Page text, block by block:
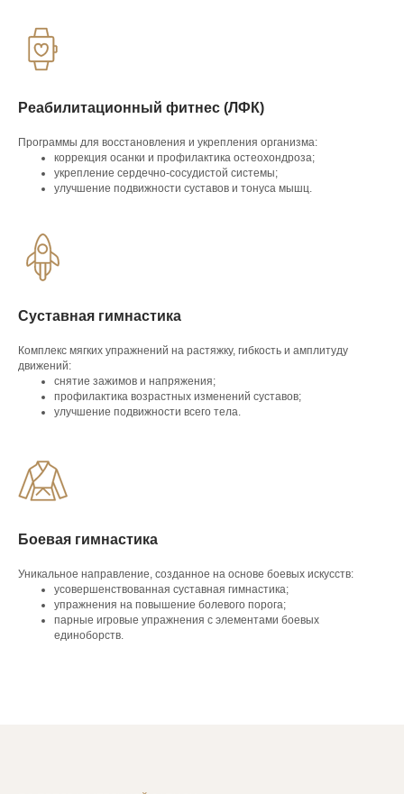
Реабилитационный фитнес (ЛФК)
Программы для восстановления и укрепления организма:
коррекция осанки и профилактика остеохондроза;
укрепление сердечно-сосудистой системы;
улучшение подвижности суставов и тонуса мышц.
Суставная гимнастика
Комплекс мягких упражнений на растяжку, гибкость и амплитуду
движений:
снятие зажимов и напряжения;
профилактика возрастных изменений суставов;
улучшение подвижности всего тела.
Боевая гимнастика
Уникальное направление, созданное на основе боевых искусств:
усовершенствованная суставная гимнастика;
упражнения на повышение болевого порога;
парные игровые упражнения с элементами боевых
единоборств.